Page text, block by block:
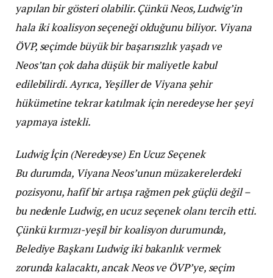
yapılan bir gösteri olabilir. Çünkü Neos, Ludwig’in
hala iki koalisyon seçeneği olduğunu biliyor. Viyana
ÖVP, seçimde büyük bir başarısızlık yaşadı ve
Neos’tan çok daha düşük bir maliyetle kabul
edilebilirdi. Ayrıca, Yeşiller de Viyana şehir
hükümetine tekrar katılmak için neredeyse her şeyi
yapmaya istekli.
Ludwig İçin (Neredeyse) En Ucuz Seçenek
Bu durumda, Viyana Neos’unun müzakerelerdeki
pozisyonu, hafif bir artışa rağmen pek güçlü değil –
bu nedenle Ludwig, en ucuz seçenek olanı tercih etti.
Çünkü kırmızı-yeşil bir koalisyon durumunda,
Belediye Başkanı Ludwig iki bakanlık vermek
zorunda kalacaktı, ancak Neos ve ÖVP’ye, seçim